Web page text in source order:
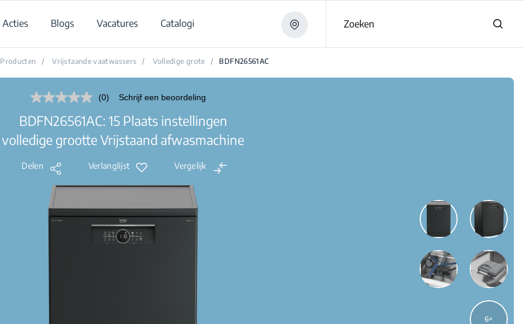
Acties Blogs Vacatures Catalogi Zoeken
Producten / Vrijstaande vaatwassers / Volledige grote / BDFN26561AC
Geen
Dezelfde
paginalink.
(0) Schrijf een beoordeling
BDFN26561AC: 15 Plaats instellingen
volledige grootte Vrijstaand afwasmachine
Delen Verlanglijst Vergelijk
6